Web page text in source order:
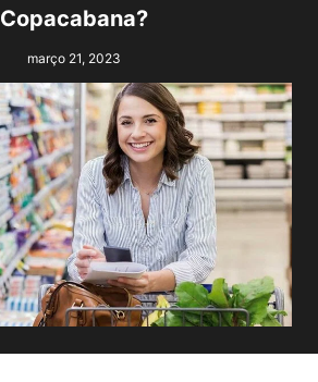
Copacabana?
março 21, 2023